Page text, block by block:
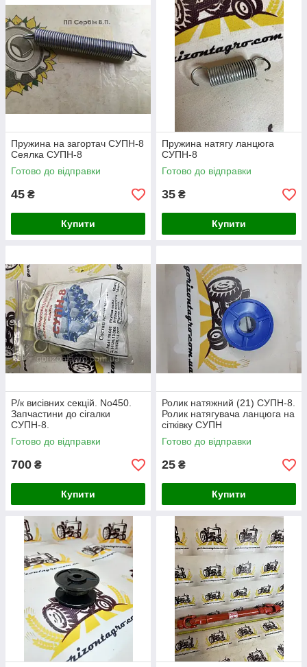
Пружина на загортач СУПН-8
Сеялка СУПН-8
Готово до відправки
45 ₴
Купити
Пружина натягу ланцюга
СУПН-8
Готово до відправки
35 ₴
Купити
Р/к висівних секцій. No450.
Запчастини до сігалки
СУПН-8.
Готово до відправки
700 ₴
Купити
Ролик натяжний (21) СУПН-8.
Ролик натягувача ланцюга на
сітківку СУПН
Готово до відправки
25 ₴
Купити